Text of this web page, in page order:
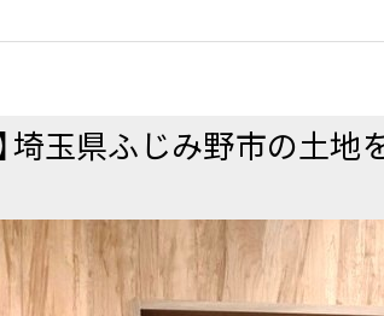
埼玉県ふじみ野市の土地